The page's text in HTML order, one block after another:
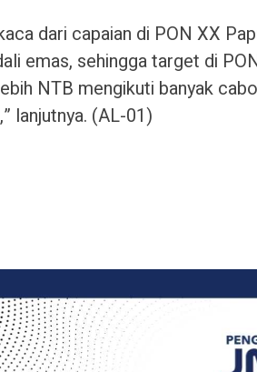
dari capaian di PON XX
emas, sehingga target di
NTB mengikuti banyak
lanjutnya. (AL-01)